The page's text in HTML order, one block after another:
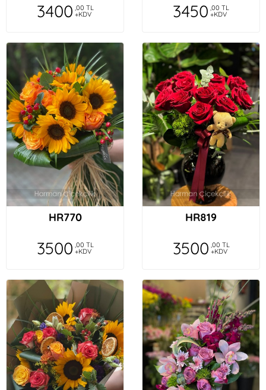
3400 ,00 TL
+KDV 3450 ,00 TL
+KDV
HR770
3500 ,00 TL
+KDV
HR819
3500 ,00 TL
+KDV